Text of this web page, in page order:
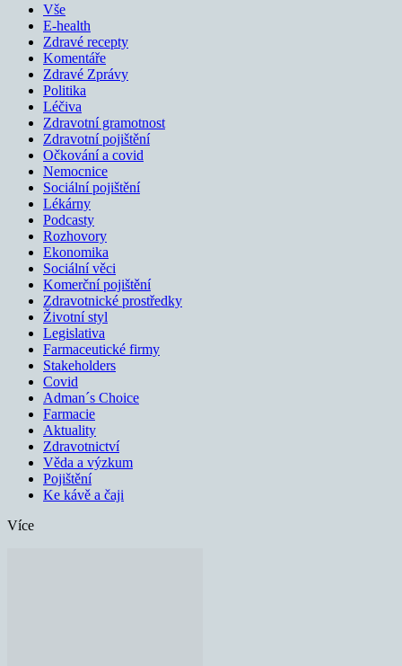
Vše
E-health
Zdravé recepty
Komentáře
Zdravé Zprávy
Politika
Léčiva
Zdravotní gramotnost
Zdravotní pojištění
Očkování a covid
Nemocnice
Sociální pojištění
Lékárny
Podcasty
Rozhovory
Ekonomika
Sociální věci
Komerční pojištění
Zdravotnické prostředky
Životní styl
Legislativa
Farmaceutické firmy
Stakeholders
Covid
Adman´s Choice
Farmacie
Aktuality
Zdravotnictví
Věda a výzkum
Pojištění
Ke kávě a čaji
Více